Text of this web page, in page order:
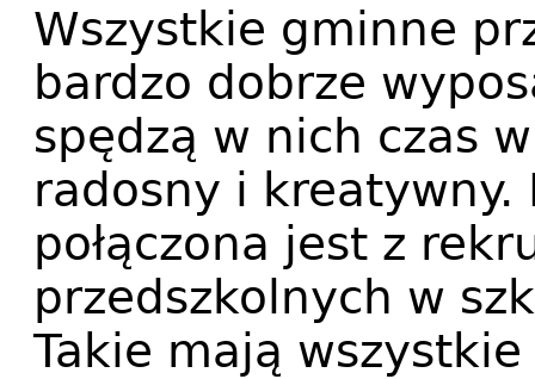
Wszystkie gminne
bardzo dobrze
spędzą w nich czas
radosny i kreatywny.
połączona jest z
przedszkolnych w
Takie mają